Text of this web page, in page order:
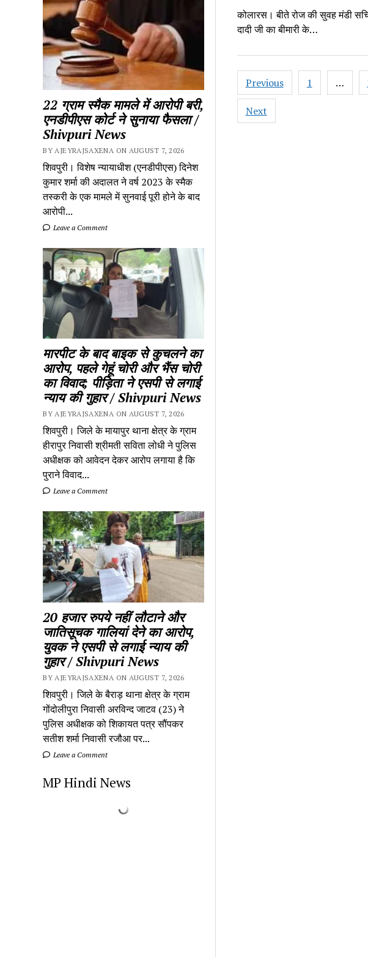
22 ग्राम स्मैक मामले में आरोपी बरी,
एनडीपीएस कोर्ट ने सुनाया फैसला /
Shivpuri News
BY AJEYRAJSAXENA ON AUGUST 7, 2026
शिवपुरी। विशेष न्यायाधीश (एनडीपीएस) दिनेश
कुमार शर्मा की अदालत ने वर्ष 2023 के स्मैक
तस्करी के एक मामले में सुनवाई पूरी होने के बाद
आरोपी...
Leave a Comment
मारपीट के बाद बाइक से कुचलने का
आरोप, पहले गेहूं चोरी और भैंस चोरी
का विवाद; पीड़िता ने एसपी से लगाई
न्याय की गुहार / Shivpuri News
BY AJEYRAJSAXENA ON AUGUST 7, 2026
शिवपुरी। जिले के मायापुर थाना क्षेत्र के ग्राम
हीरापुर निवासी श्रीमती सविता लोधी ने पुलिस
अधीक्षक को आवेदन देकर आरोप लगाया है कि
पुराने विवाद...
Leave a Comment
20 हजार रुपये नहीं लौटाने और
जातिसूचक गालियां देने का आरोप,
युवक ने एसपी से लगाई न्याय की
गुहार / Shivpuri News
BY AJEYRAJSAXENA ON AUGUST 7, 2026
शिवपुरी। जिले के बैराड़ थाना क्षेत्र के ग्राम
गोंदोलीपुरा निवासी अरविन्द जाटव (23) ने
पुलिस अधीक्षक को शिकायत पत्र सौंपकर
सतीश शर्मा निवासी रजौआ पर...
Leave a Comment
MP Hindi News
कोलारस। बीते रोज की सुवह मंडी
दादी जी का बीमारी के…
Posts
pagination
Previous 1 …
Next